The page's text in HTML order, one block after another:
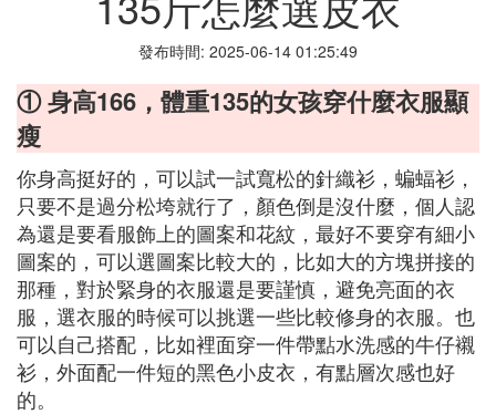
發布時間: 2025-06-14 01:25:49
① 身高166，體重135的女孩穿什麼衣服顯
瘦
你身高挺好的，可以試一試寬松的針織衫，蝙蝠衫，
只要不是過分松垮就行了，顏色倒是沒什麼，個人認
為還是要看服飾上的圖案和花紋，最好不要穿有細小
圖案的，可以選圖案比較大的，比如大的方塊拼接的
那種，對於緊身的衣服還是要謹慎，避免亮面的衣
服，選衣服的時候可以挑選一些比較修身的衣服。也
可以自己搭配，比如裡面穿一件帶點水洗感的牛仔襯
衫，外面配一件短的黑色小皮衣，有點層次感也好
的。